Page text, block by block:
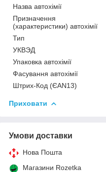
Назва автохімії
Призначення
(характеристики) автохімії
Тип
УКВЭД
Упаковка автохімії
Фасування автохімії
Штрих-Код (ЄAN13)
Приховати
Умови доставки
Нова Пошта
Магазини Rozetka